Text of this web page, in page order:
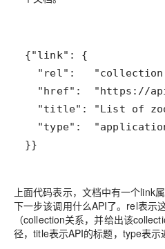
}}
上面代码表示，文档中有一个link
下一步该调用什么API了。rel表示
（collection关系，并给出该
径，title表示API的标题，type表示